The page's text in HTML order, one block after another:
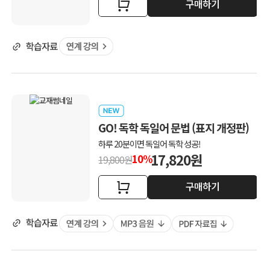
구매하기
GO! 독학 독일어 문법 (표지 개정판)
하루 20분이면 독일어 독학 성공!
19,800원10%17,820원
구매하기